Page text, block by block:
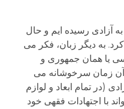
آزادی رسیده ایم و حال
به دیگر زبان، فکر می
یا همان جمهوری و
آن زمان سرخوشانه می
(در تمام ابعاد و لوازم
با اجتهادات فقهی خود